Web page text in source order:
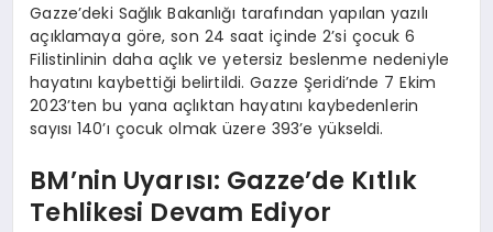
Gazze’deki Sağlık Bakanlığı tarafından yapılan yazılı
açıklamaya göre, son 24 saat içinde 2’si çocuk 6
Filistinlinin daha açlık ve yetersiz beslenme nedeniyle
hayatını kaybettiği belirtildi. Gazze Şeridi’nde 7 Ekim
2023’ten bu yana açlıktan hayatını kaybedenlerin
sayısı 140’ı çocuk olmak üzere 393’e yükseldi.
BM’nin Uyarısı: Gazze’de Kıtlık
Tehlikesi Devam Ediyor